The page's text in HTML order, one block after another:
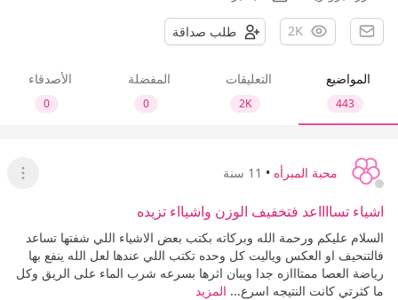
2K طلب صداقة
المواضيع
443
التعليقات
2K
المفضلة
0
الأصدقاء
0
محبة المبرأه • 11 سنة
عرض
اشياء تسااااعد فتخفيف الوزن واشيااء تزيده
السلام عليكم ورحمة الله وبركاته بكتب بعض الاشياء اللي شفتها تساعد
فالتنحيف او العكس وياليت كل وحده تكتب اللي عندها لعل الله ينفع بها
رياضة العصا ممتااازه جدا ويبان اثرها بسرعه شرب الماء على الريق وكل
ما كثرتي كانت النتيجه اسرع... المزيد